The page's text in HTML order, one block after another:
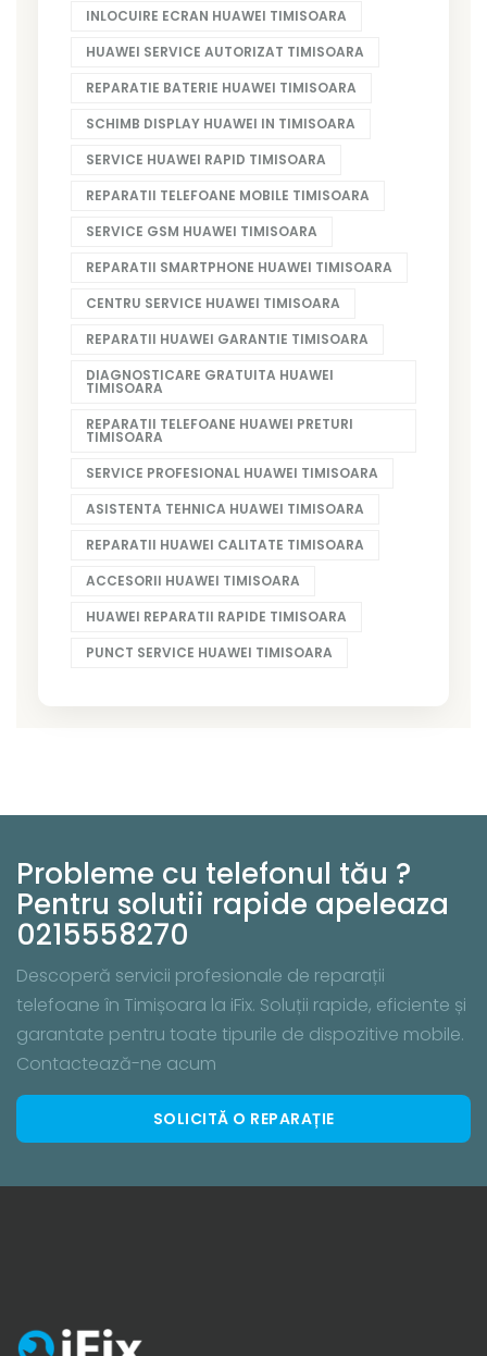
INLOCUIRE ECRAN HUAWEI TIMISOARA
HUAWEI SERVICE AUTORIZAT TIMISOARA
REPARATIE BATERIE HUAWEI TIMISOARA
SCHIMB DISPLAY HUAWEI IN TIMISOARA
SERVICE HUAWEI RAPID TIMISOARA
REPARATII TELEFOANE MOBILE TIMISOARA
SERVICE GSM HUAWEI TIMISOARA
REPARATII SMARTPHONE HUAWEI TIMISOARA
CENTRU SERVICE HUAWEI TIMISOARA
REPARATII HUAWEI GARANTIE TIMISOARA
DIAGNOSTICARE GRATUITA HUAWEI
TIMISOARA
REPARATII TELEFOANE HUAWEI PRETURI
TIMISOARA
SERVICE PROFESIONAL HUAWEI TIMISOARA
ASISTENTA TEHNICA HUAWEI TIMISOARA
REPARATII HUAWEI CALITATE TIMISOARA
ACCESORII HUAWEI TIMISOARA
HUAWEI REPARATII RAPIDE TIMISOARA
PUNCT SERVICE HUAWEI TIMISOARA
Probleme cu telefonul tău ?
Pentru solutii rapide apeleaza
0215558270
Descoperă servicii profesionale de reparații
telefoane în Timișoara la iFix. Soluții rapide, eficiente și
garantate pentru toate tipurile de dispozitive mobile.
Contactează-ne acum
SOLICITĂ O REPARAȚIE